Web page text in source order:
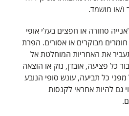
ו/או מושמד.
לאנייה סחורה או חפצים בעלי אופי
מבוקרים או אסורים. הפרת
את האחריות המוחלטת אל
כל פציעה, אובדן, נזק או הוצאה
כל תביעה, עונש סופי הנובע
גם להיות אחראי לקנסות